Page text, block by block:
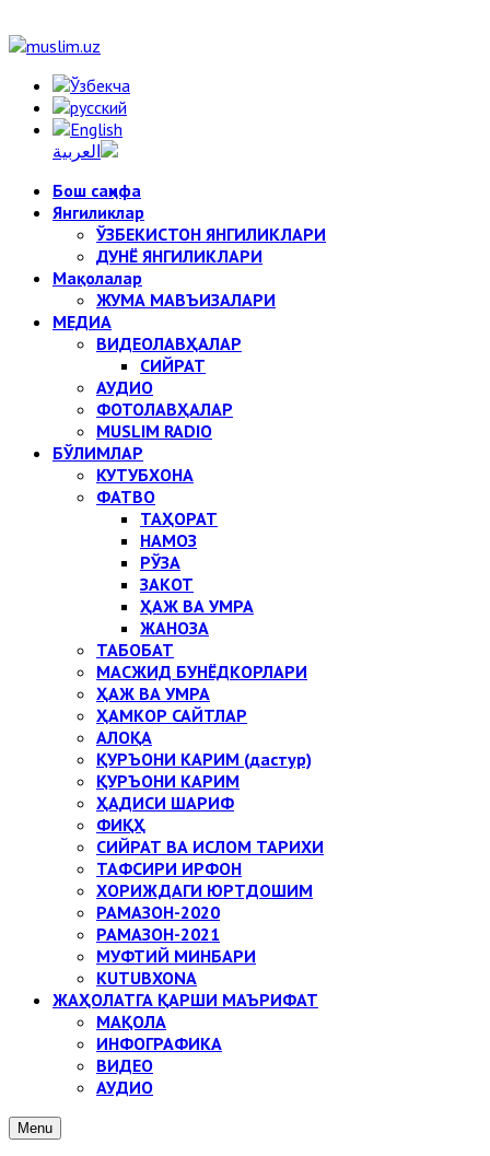
Бош саҳифа
Янгиликлар
ЎЗБЕКИСТОН ЯНГИЛИКЛАРИ
ДУНЁ ЯНГИЛИКЛАРИ
Мақолалар
ЖУМА МАВЪИЗАЛАРИ
МЕДИА
ВИДЕОЛАВҲАЛАР
СИЙРАТ
АУДИО
ФОТОЛАВҲАЛАР
MUSLIM RADIO
БЎЛИМЛАР
КУТУБХОНА
ФАТВО
ТАҲОРАТ
НАМОЗ
РЎЗА
ЗАКОТ
ҲАЖ ВА УМРА
ЖАНОЗА
ТАБОБАТ
МАСЖИД БУНЁДКОРЛАРИ
ҲАЖ ВА УМРА
ҲАМКОР САЙТЛАР
АЛОҚА
ҚУРЪОНИ КАРИМ (дастур)
ҚУРЪОНИ КАРИМ
ҲАДИСИ ШАРИФ
ФИҚҲ
СИЙРАТ ВА ИСЛОМ ТАРИХИ
ТАФСИРИ ИРФОН
ХОРИЖДАГИ ЮРТДОШИМ
РАМАЗОН-2020
РАМАЗОН-2021
МУФТИЙ МИНБАРИ
KUTUBXONA
ЖАҲОЛАТГА ҚАРШИ МАЪРИФАТ
МАҚОЛА
ИНФОГРАФИКА
ВИДЕО
АУДИО
Menu